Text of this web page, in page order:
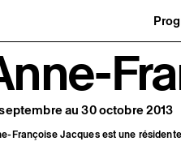
au 30 octobre 2013
Françoise Jacques est une